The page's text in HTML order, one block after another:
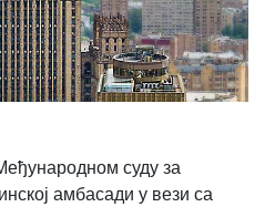
суду за
амбасади у вези са